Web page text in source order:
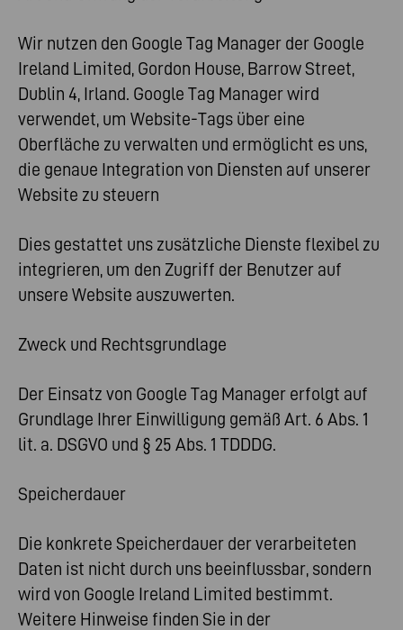
Wir nutzen den Google Tag Manager der Google
Ireland Limited, Gordon House, Barrow Street,
Dublin 4, Irland. Google Tag Manager wird
verwendet, um Website-Tags über eine
Oberfläche zu verwalten und ermöglicht es uns,
die genaue Integration von Diensten auf unserer
Website zu steuern
Dies gestattet uns zusätzliche Dienste flexibel zu
integrieren, um den Zugriff der Benutzer auf
unsere Website auszuwerten.
Zweck und Rechtsgrundlage
Der Einsatz von Google Tag Manager erfolgt auf
Grundlage Ihrer Einwilligung gemäß Art. 6 Abs. 1
lit. a. DSGVO und § 25 Abs. 1 TDDDG.
Speicherdauer
Die konkrete Speicherdauer der verarbeiteten
Daten ist nicht durch uns beeinflussbar, sondern
wird von Google Ireland Limited bestimmt.
Weitere Hinweise finden Sie in der